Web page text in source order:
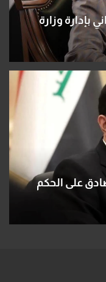
بإدارة وزارة
على الحكم